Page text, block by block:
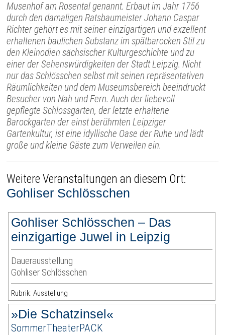
Musenhof am Rosental genannt. Erbaut im Jahr 1756
durch den damaligen Ratsbaumeister Johann Caspar
Richter gehört es mit seiner einzigartigen und exzellent
erhaltenen baulichen Substanz im spätbarocken Stil zu
den Kleinodien sächsischer Kulturgeschichte und zu
einer der Sehenswürdigkeiten der Stadt Leipzig. Nicht
nur das Schlösschen selbst mit seinen repräsentativen
Räumlichkeiten und dem Museumsbereich beeindruckt
Besucher von Nah und Fern. Auch der liebevoll
gepflegte Schlossgarten, der letzte erhaltene
Barockgarten der einst berühmten Leipziger
Gartenkultur, ist eine idyllische Oase der Ruhe und lädt
große und kleine Gäste zum Verweilen ein.
Weitere Veranstaltungen an diesem Ort:
Gohliser Schlösschen
Gohliser Schlösschen – Das
einzigartige Juwel in Leipzig
Dauerausstellung
Gohliser Schlösschen
Rubrik: Ausstellung
»Die Schatzinsel«
SommerTheaterPACK